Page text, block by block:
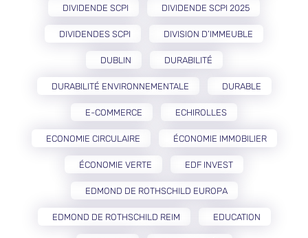
DIVIDENDE SCPI DIVIDENDE SCPI 2025
DIVIDENDES SCPI DIVISION D’IMMEUBLE
DUBLIN DURABILITÉ
DURABILITÉ ENVIRONNEMENTALE DURABLE
E-COMMERCE ECHIROLLES
ECONOMIE CIRCULAIRE ÉCONOMIE IMMOBILIER
ÉCONOMIE VERTE EDF INVEST
EDMOND DE ROTHSCHILD EUROPA
EDMOND DE ROTHSCHILD REIM EDUCATION